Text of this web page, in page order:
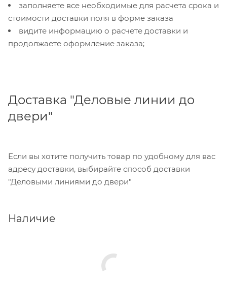
заполняете все необходимые для расчета срока и
стоимости доставки поля в форме заказа
видите информацию о расчете доставки и
продолжаете оформление заказа;
Доставка "Деловые линии до
двери"
Если вы хотите получить товар по удобному для вас
адресу доставки, выбирайте способ доставки
"Деловыми линиями до двери"
Наличие